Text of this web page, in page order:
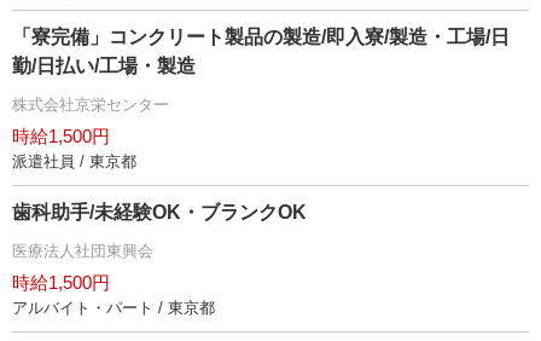
「寮完備」コンクリート製品の製造/即入寮/製造・工場/日
勤/日払い/工場・製造
株式会社京栄センター
時給1,500円
派遣社員 / 東京都
歯科助手/未経験OK・ブランクOK
医療法人社団東興会
時給1,500円
アルバイト・パート / 東京都